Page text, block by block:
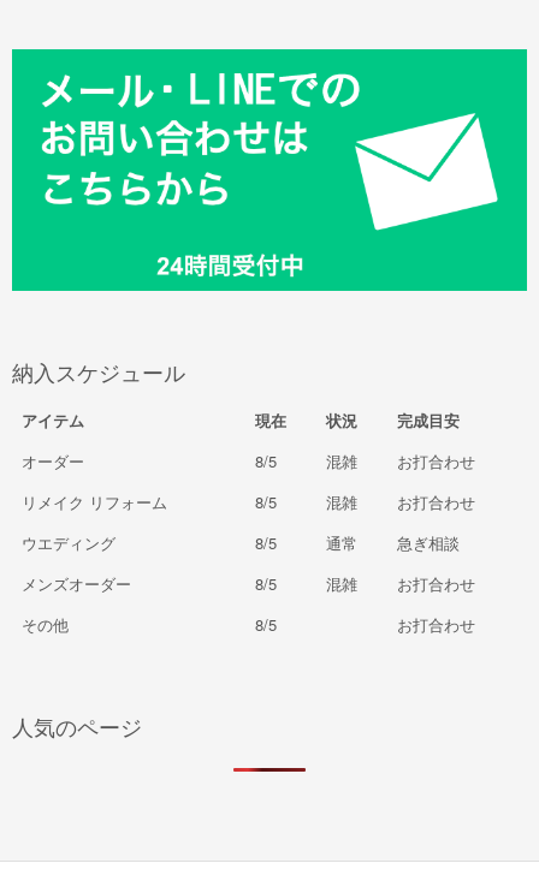
納入スケジュール
アイテム 現在 状況
完成目安
オーダー
8/5 混雑
お打合わせ
リメイク リフォーム
8/5 混雑
お打合わせ
ウエディング
8/5 通常
急ぎ相談
メンズオーダー
8/5 混雑
お打合わせ
その他
8/5 お打合わせ
人気のページ